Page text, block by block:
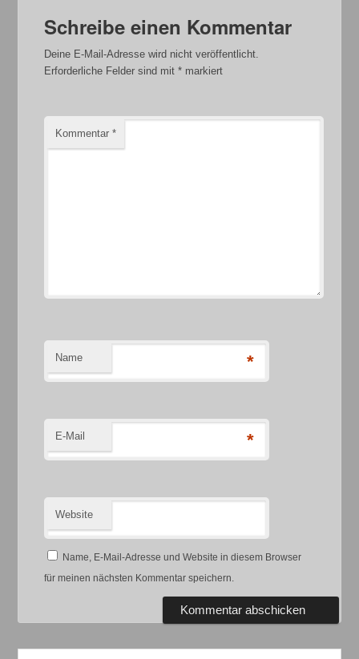
Schreibe einen Kommentar
Deine E-Mail-Adresse wird nicht veröffentlicht.
Erforderliche Felder sind mit* markiert
Kommentar*
Name *
E-Mail *
Website
Name, E-Mail-Adresse und Website in diesem Browser
für meinen nächsten Kommentar speichern.